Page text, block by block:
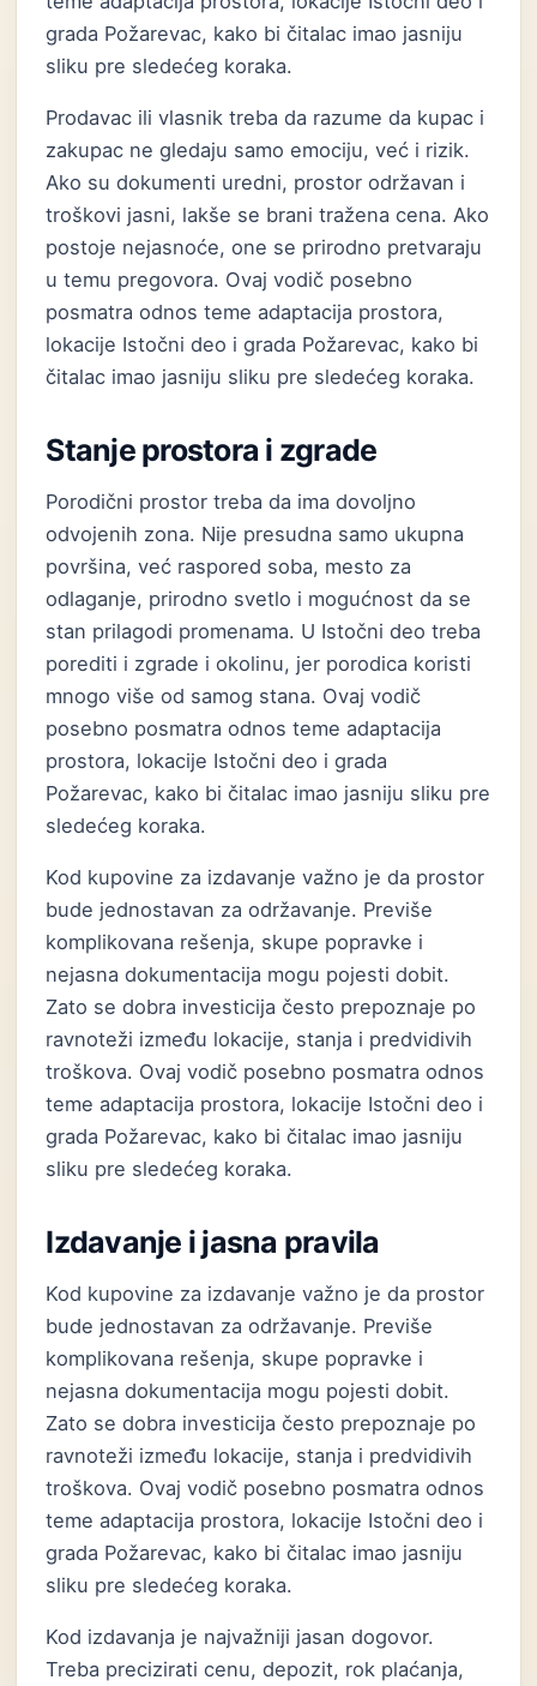
grada Požarevac, kako bi čitalac imao jasniju
sliku pre sledećeg koraka.
Prodavac ili vlasnik treba da razume da kupac i
zakupac ne gledaju samo emociju, već i rizik.
Ako su dokumenti uredni, prostor održavan i
troškovi jasni, lakše se brani tražena cena. Ako
postoje nejasnoće, one se prirodno pretvaraju
u temu pregovora. Ovaj vodič posebno
posmatra odnos teme adaptacija prostora,
lokacije Istočni deo i grada Požarevac, kako bi
čitalac imao jasniju sliku pre sledećeg koraka.
Stanje prostora i zgrade
Porodični prostor treba da ima dovoljno
odvojenih zona. Nije presudna samo ukupna
površina, već raspored soba, mesto za
odlaganje, prirodno svetlo i mogućnost da se
stan prilagodi promenama. U Istočni deo treba
porediti i zgrade i okolinu, jer porodica koristi
mnogo više od samog stana. Ovaj vodič
posebno posmatra odnos teme adaptacija
prostora, lokacije Istočni deo i grada
Požarevac, kako bi čitalac imao jasniju sliku pre
sledećeg koraka.
Kod kupovine za izdavanje važno je da prostor
bude jednostavan za održavanje. Previše
komplikovana rešenja, skupe popravke i
nejasna dokumentacija mogu pojesti dobit.
Zato se dobra investicija često prepoznaje po
ravnoteži između lokacije, stanja i predvidivih
troškova. Ovaj vodič posebno posmatra odnos
teme adaptacija prostora, lokacije Istočni deo i
grada Požarevac, kako bi čitalac imao jasniju
sliku pre sledećeg koraka.
Izdavanje i jasna pravila
Kod kupovine za izdavanje važno je da prostor
bude jednostavan za održavanje. Previše
komplikovana rešenja, skupe popravke i
nejasna dokumentacija mogu pojesti dobit.
Zato se dobra investicija često prepoznaje po
ravnoteži između lokacije, stanja i predvidivih
troškova. Ovaj vodič posebno posmatra odnos
teme adaptacija prostora, lokacije Istočni deo i
grada Požarevac, kako bi čitalac imao jasniju
sliku pre sledećeg koraka.
Kod izdavanja je najvažniji jasan dogovor.
Treba precizirati cenu, depozit, rok plaćanja,